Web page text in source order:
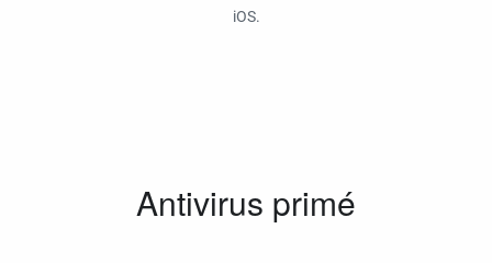
iOS.
Antivirus primé